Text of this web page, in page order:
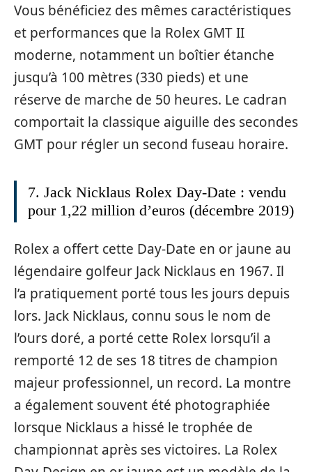
Vous bénéficiez des mêmes caractéristiques
et performances que la Rolex GMT II
moderne, notamment un boîtier étanche
jusqu’à 100 mètres (330 pieds) et une
réserve de marche de 50 heures. Le cadran
comportait la classique aiguille des secondes
GMT pour régler un second fuseau horaire.
7. Jack Nicklaus Rolex Day-Date : vendu
pour 1,22 million d’euros (décembre 2019)
Rolex a offert cette Day-Date en or jaune au
légendaire golfeur Jack Nicklaus en 1967. Il
l’a pratiquement porté tous les jours depuis
lors. Jack Nicklaus, connu sous le nom de
l’ours doré, a porté cette Rolex lorsqu’il a
remporté 12 de ses 18 titres de champion
majeur professionnel, un record. La montre
a également souvent été photographiée
lorsque Nicklaus a hissé le trophée de
championnat après ses victoires. La Rolex